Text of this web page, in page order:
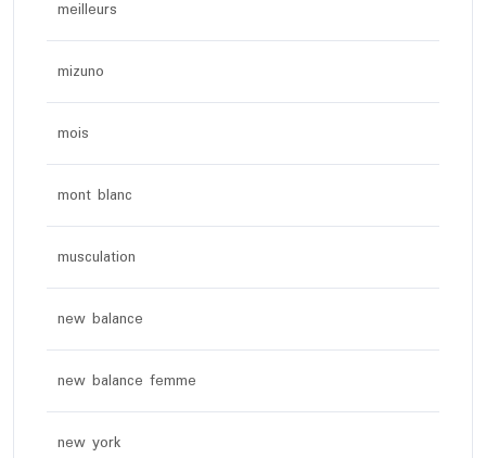
meilleurs
mizuno
mois
mont blanc
musculation
new balance
new balance femme
new york